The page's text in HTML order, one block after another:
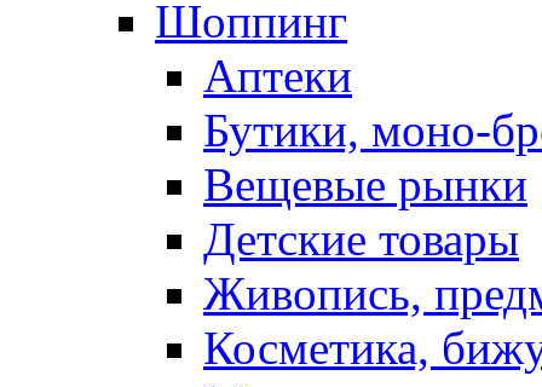
Шоппинг
Аптеки
Бутики, моно-
Вещевые рынки
Детские товары
Живопись,
Косметика,